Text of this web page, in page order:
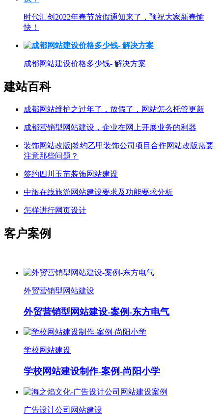
时代汇创2022年春节放假通知来了，预祝大家新春愉
快！
成都网站建设价格多少钱- 解决方案
建站百科
成都网站维护之过年了，放假了，网站怎么托管更新
成都营销型网站建设，企业在网上开展业务的利器
装饰网站改版|签约乙甲装饰公司项目合作网站改版需要
注意那些问题？
签约四川玉苗装饰网站建设
中旅在线旅游网站建设要求及功能要求分析
怎样进行网页设计
客户案例
外贸营销型网站建设
外贸营销型网站建设-案例-东方电气
学校网站建设
学校网站建设制作-案例-尚阳小学
广告设计公司网站建设